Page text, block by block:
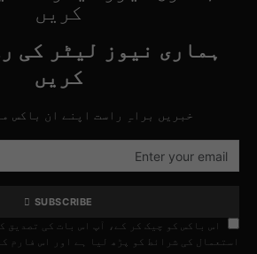
کریں
ہماری نیوز لیٹر کی
کریں
خبریں براہِ راست اپنے ان باکس
SUBSCRIBE
اس باکس کو چیک کر کے، آپ اس بات کی تصدیق
استعمال کی شرائط کو پڑھ لیا ہے اور اس فارم